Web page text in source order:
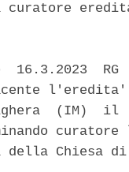
curatore
16.3.2023  RG
l'eredita' di
(IM)  il
della Chiesa